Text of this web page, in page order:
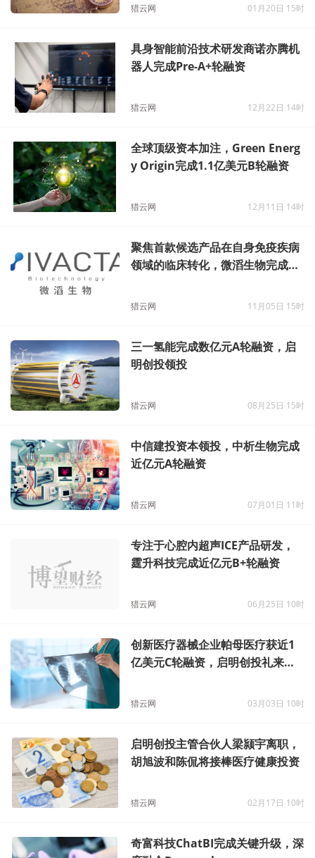
猎云网 01月20日 15时
具身智能前沿技术研发商诺亦腾机
器人完成Pre-A+轮融资
猎云网 12月22日 14时
全球顶级资本加注，Green Energ
y Origin完成1.1亿美元B轮融资
猎云网 12月11日 14时
聚焦首款候选产品在自身免疫疾病
领域的临床转化，微滔生物完成超
猎云网 11月05日 15时
三一氢能完成数亿元A轮融资，启
明创投领投
猎云网 08月25日 15时
中信建投资本领投，中析生物完成
近亿元A轮融资
猎云网 07月01日 11时
专注于心腔内超声ICE产品研发，
霆升科技完成近亿元B+轮融资
猎云网 06月25日 10时
创新医疗器械企业帕母医疗获近1
亿美元C轮融资，启明创投礼来亚
猎云网 03月03日 10时
启明创投主管合伙人梁颕宇离职，
胡旭波和陈侃将接棒医疗健康投资
猎云网 02月17日 10时
奇富科技ChatBI完成关键升级，深